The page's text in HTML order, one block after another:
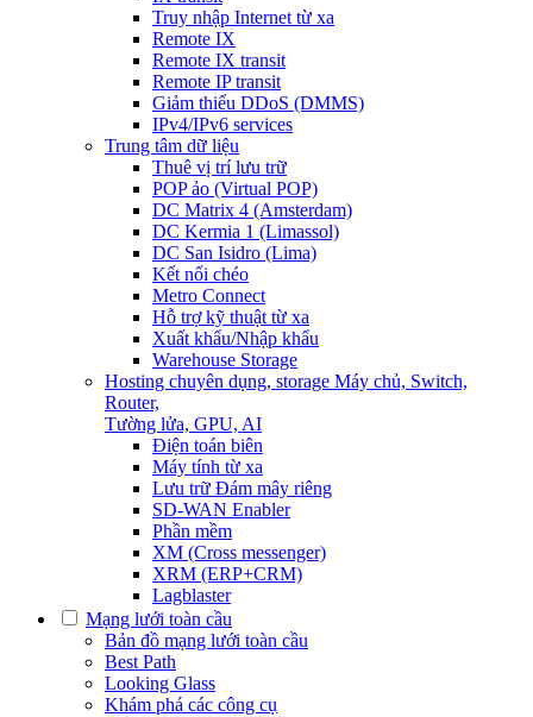
Truy nhập Internet từ xa
Remote IX
Remote IX transit
Remote IP transit
Giảm thiểu DDoS (DMMS)
IPv4/IPv6 services
Trung tâm dữ liệu
Thuê vị trí lưu trữ
POP ảo (Virtual POP)
DC Matrix 4 (Amsterdam)
DC Kermia 1 (Limassol)
DC San Isidro (Lima)
Kết nối chéo
Metro Connect
Hỗ trợ kỹ thuật từ xa
Xuất khẩu/Nhập khẩu
Warehouse Storage
Hosting chuyên dụng, storage Máy chủ, Switch,
Router,
Tường lửa, GPU, AI
Điện toán biên
Máy tính từ xa
Lưu trữ Đám mây riêng
SD-WAN Enabler
Phần mềm
XM (Cross messenger)
XRM (ERP+CRM)
Lagblaster
Mạng lưới toàn cầu
Bản đồ mạng lưới toàn cầu
Best Path
Looking Glass
Khám phá các công cụ